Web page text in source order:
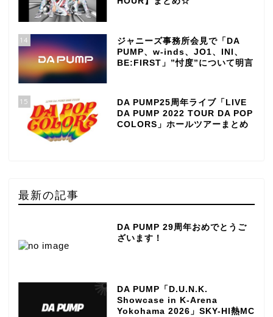
14
ジャニーズ事務所会見で「DA
PUMP、w-inds、JO1、INI、
BE:FIRST」”忖度”について明言
15
DA PUMP25周年ライブ「LIVE
DA PUMP 2022 TOUR DA POP
COLORS」ホールツアーまとめ
最新の記事
DA PUMP 29周年おめでとうご
ざいます！
DA PUMP「D.U.N.K.
Showcase in K-Arena
Yokohama 2026」SKY-HI熱MC